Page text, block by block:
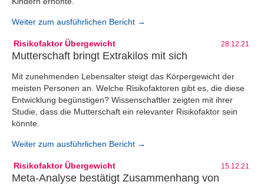
Weiter zum ausführlichen Bericht →
Risikofaktor Übergewicht 28.12.21
Mutterschaft bringt Extrakilos mit sich
Mit zunehmenden Lebensalter steigt das Körpergewicht der
meisten Personen an. Welche Risikofaktoren gibt es, die diese
Entwicklung begünstigen? Wissenschaftler zeigten mit ihrer
Studie, dass die Mutterschaft ein relevanter Risikofaktor sein
könnte.
Weiter zum ausführlichen Bericht →
Risikofaktor Übergewicht 15.12.21
Meta-Analyse bestätigt Zusammenhang von